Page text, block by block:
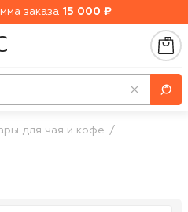
заказа 15 000 ₽
для чая и кофе